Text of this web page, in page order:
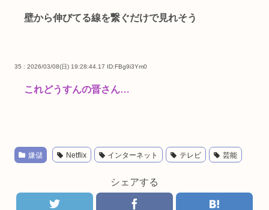
壁から伸びてる線を繋ぐだけで見れそう
35 : 2026/03/08(日) 19:28:44.17 ID:FBg9i3Ym0
これどうすんの晋さん…
嫌儲 Netflix インターネット テレビ 芸能
シェアする